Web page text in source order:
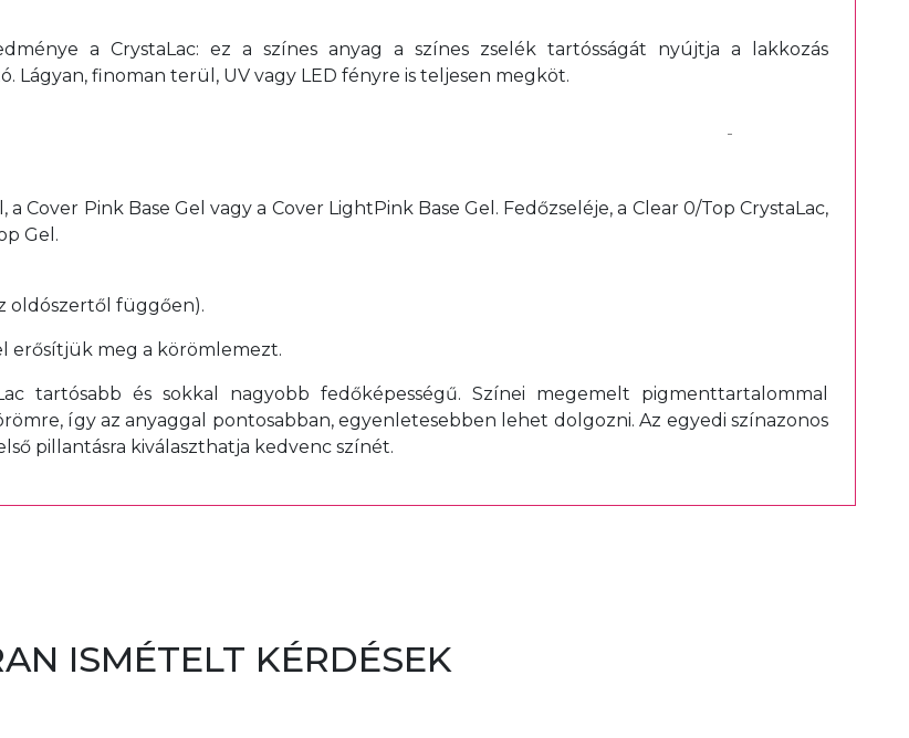
a CrystaLac: ez a színes anyag a színes zselék tartósságát nyújtja a lakkozás
Lágyan, finoman terül, UV vagy LED fényre is teljesen megköt.
Cover Pink Base Gel vagy a Cover LightPink Base Gel. Fedőzseléje, a Clear 0/Top CrystaLac,
Gel.
oldószertől függően).
erősítjük meg a körömlemezt.
tartósabb és sokkal nagyobb fedőképességű. Színei megemelt pigmenttartalommal
így az anyaggal pontosabban, egyenletesebben lehet dolgozni. Az egyedi színazonos
pillantásra kiválaszthatja kedvenc színét.
ISMÉTELT KÉRDÉSEK